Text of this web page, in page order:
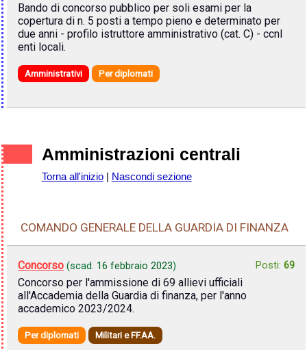
Bando di concorso pubblico per soli esami per la
copertura di n. 5 posti a tempo pieno e determinato per
due anni - profilo istruttore amministrativo (cat. C) - ccnl
enti locali.
Amministrativi Per diplomati
Amministrazioni centrali
Torna all'inizio| Nascondi sezione
COMANDO GENERALE DELLA GUARDIA DI FINANZA
Concorso (scad. 16 febbraio 2023) Posti: 69
Concorso per l'ammissione di 69 allievi ufficiali
all'Accademia della Guardia di finanza, per l'anno
accademico 2023/2024.
Per diplomati Militari e FF.AA.